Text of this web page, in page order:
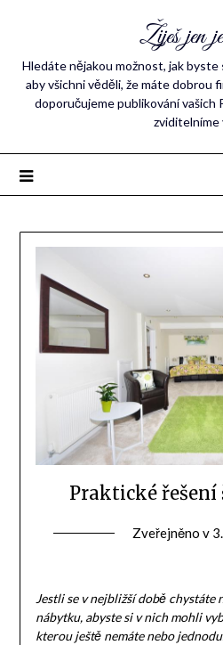
Žiješ jen
Hledáte nějakou možnost, jak
aby všichni věděli, že máte dobrou
doporučujeme publikování vašich
zviditelníme
Praktické
Zveřejněno v
Jestli se v nejbližší době
nábytku, abyste si v nich mohli
kterou ještě nemáte nebo